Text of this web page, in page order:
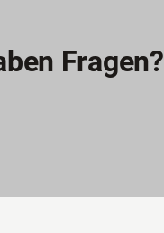
Fragen?